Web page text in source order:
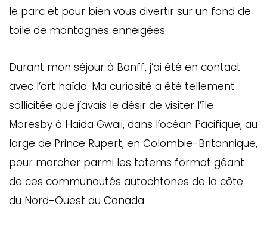
le parc et pour bien vous divertir sur un fond de
toile de montagnes enneigées.
Durant mon séjour à Banff, j’ai été en contact
avec l’art haïda. Ma curiosité a été tellement
sollicitée que j’avais le désir de visiter l’île
Moresby à Haida Gwaii, dans l’océan Pacifique, au
large de Prince Rupert, en Colombie-Britannique,
pour marcher parmi les totems format géant
de ces communautés autochtones de la côte
du Nord-Ouest du Canada.